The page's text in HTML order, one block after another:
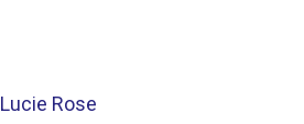
Lucie Rose